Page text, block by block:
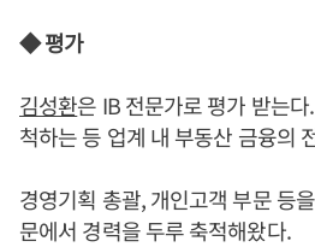
◆ 평가
김성환은 IB 전문가로 평가 받는
척하는 등 업계 내 부동산 금융의
경영기획 총괄, 개인고객 부문 등
문에서 경력을 두루 축적해왔다.